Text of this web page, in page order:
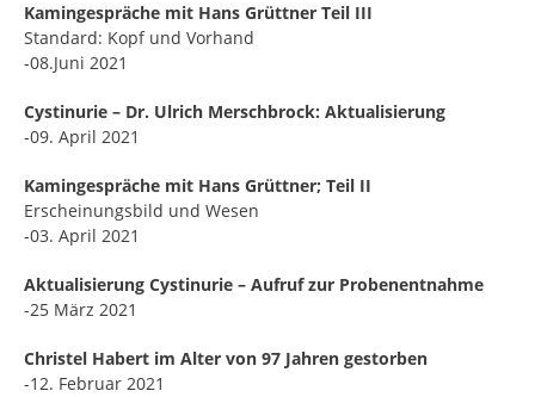
Kamingespräche mit Hans Grüttner Teil III
Standard: Kopf und Vorhand
-08.Juni 2021
Cystinurie – Dr. Ulrich Merschbrock: Aktualisierung
-09. April 2021
Kamingespräche mit Hans Grüttner; Teil II
Erscheinungsbild und Wesen
-03. April 2021
Aktualisierung Cystinurie – Aufruf zur Probenentnahme
-25 März 2021
Christel Habert im Alter von 97 Jahren gestorben
-12. Februar 2021